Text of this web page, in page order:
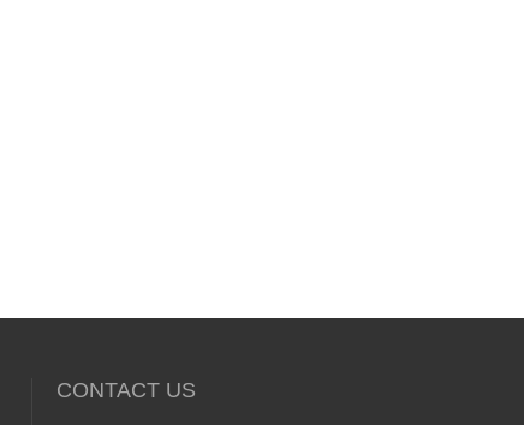
CONTACT US